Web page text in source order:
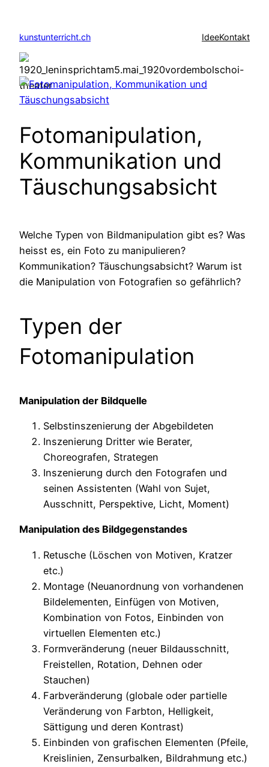
springen
kunstunterricht.ch IdeeKontakt
Fotomanipulation,
Kommunikation und
Täuschungsabsicht
Welche Typen von Bildmanipulation gibt es? Was
heisst es, ein Foto zu manipulieren?
Kommunikation? Täuschungsabsicht? Warum ist
die Manipulation von Fotografien so gefährlich?
Typen der
Fotomanipulation
Manipulation der Bildquelle
Selbstinszenierung der Abgebildeten
Inszenierung Dritter wie Berater,
Choreografen, Strategen
Inszenierung durch den Fotografen und
seinen Assistenten (Wahl von Sujet,
Ausschnitt, Perspektive, Licht, Moment)
Manipulation des Bildgegenstandes
Retusche (Löschen von Motiven, Kratzer
etc.)
Montage (Neuanordnung von vorhandenen
Bildelementen, Einfügen von Motiven,
Kombination von Fotos, Einbinden von
virtuellen Elementen etc.)
Formveränderung (neuer Bildausschnitt,
Freistellen, Rotation, Dehnen oder
Stauchen)
Farbveränderung (globale oder partielle
Veränderung von Farbton, Helligkeit,
Sättigung und deren Kontrast)
Einbinden von grafischen Elementen (Pfeile,
Kreislinien, Zensurbalken, Bildrahmung etc.)